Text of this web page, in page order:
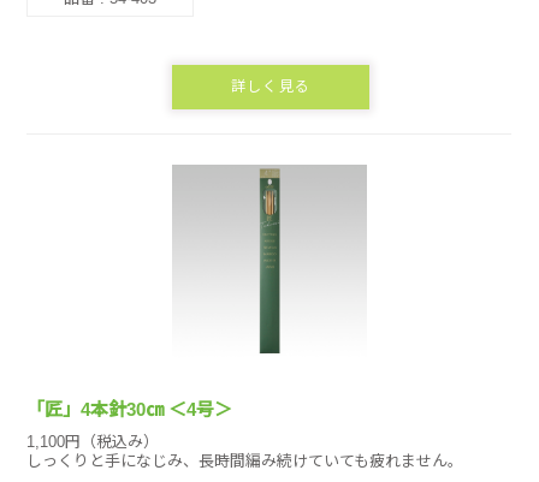
詳しく見る
「匠」4本針30㎝ ＜4号＞
1,100円（税込み）
しっくりと手になじみ、長時間編み続けていても疲れません。